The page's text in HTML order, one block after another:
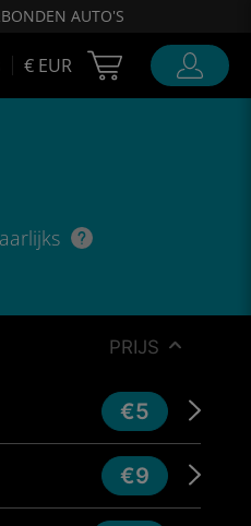
AUTO'S
€ EUR Cart Ubigi
PRIJS
€5
€9